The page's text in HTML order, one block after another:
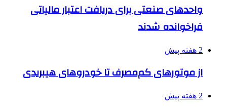
واحدهای صنعتی برای دریافت اعتبار مالیاتی
فراخوانده شدند
2 هفته پیش
از موتورهای کم‌مصرف تا خودروهای هیبریدی
2 هفته پیش